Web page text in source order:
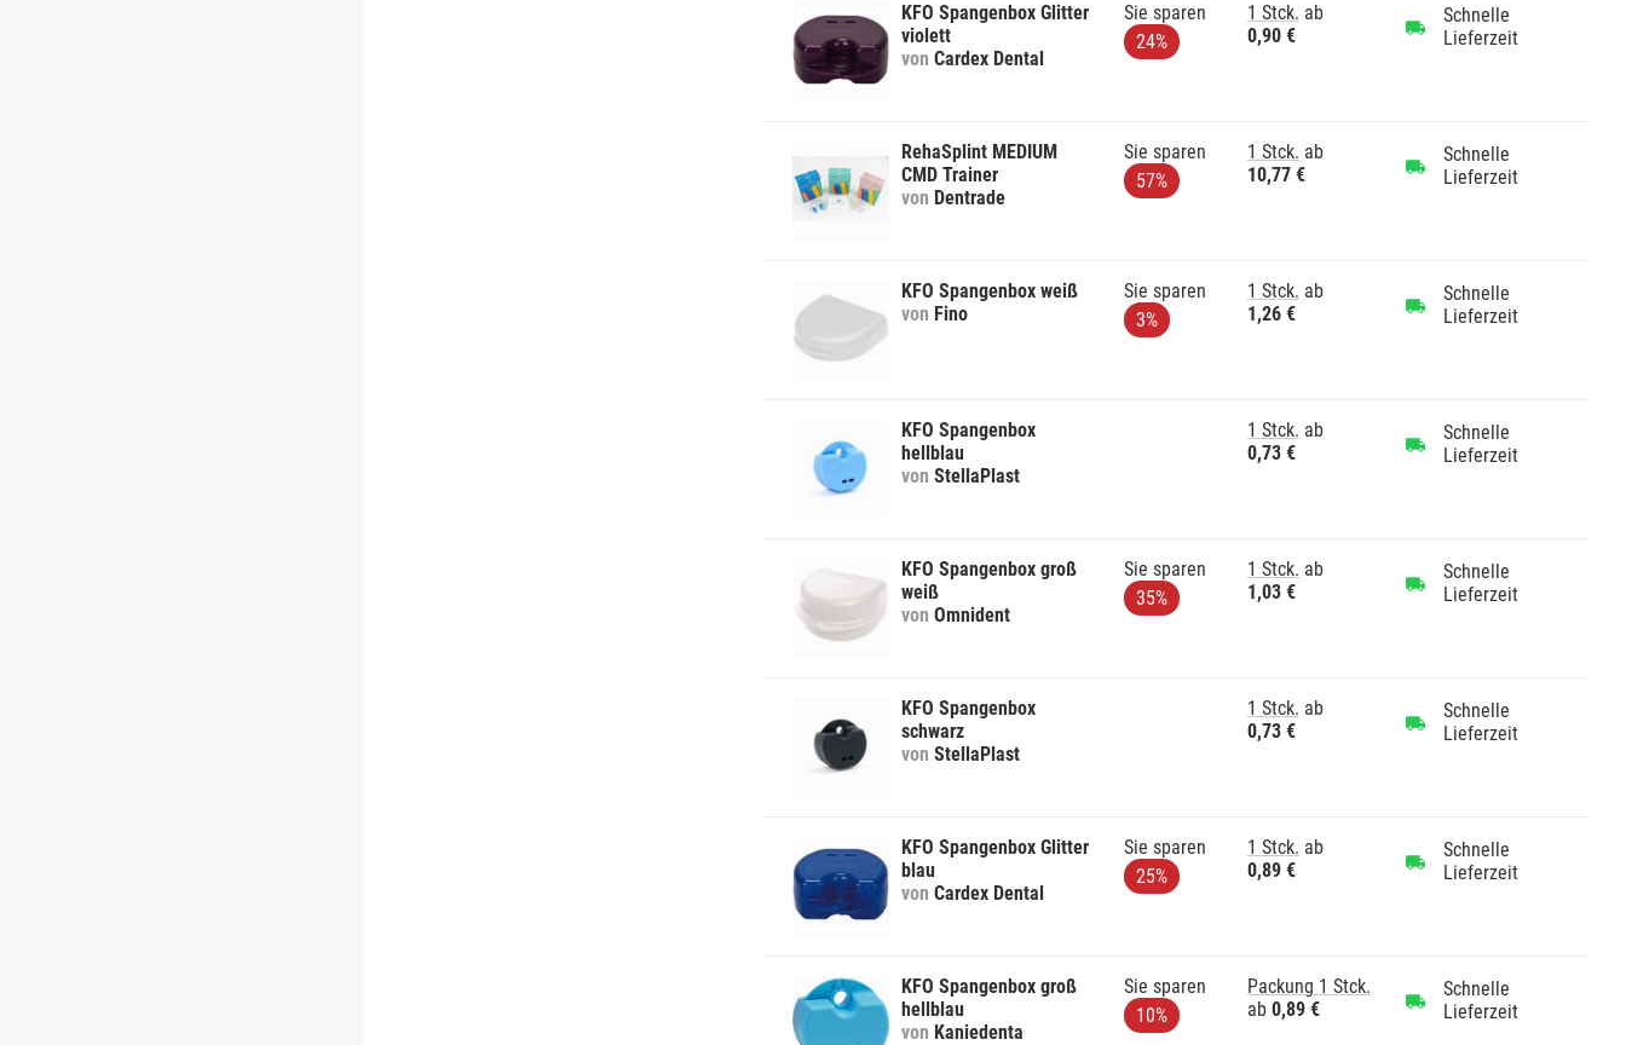
KFO Spangenbox Glitter
violett
von Cardex Dental
Sie sparen
24%
1 Stck. ab
0,90 €
Schnelle
Lieferzeit
RehaSplint MEDIUM
CMD Trainer
von Dentrade
Sie sparen
57%
1 Stck. ab
10,77 €
Schnelle
Lieferzeit
KFO Spangenbox weiß
von Fino
Sie sparen
3%
1 Stck. ab
1,26 €
Schnelle
Lieferzeit
KFO Spangenbox
hellblau
von StellaPlast
1 Stck. ab
0,73 €
Schnelle
Lieferzeit
KFO Spangenbox groß
weiß
von Omnident
Sie sparen
35%
1 Stck. ab
1,03 €
Schnelle
Lieferzeit
KFO Spangenbox
schwarz
von StellaPlast
1 Stck. ab
0,73 €
Schnelle
Lieferzeit
KFO Spangenbox Glitter
blau
von Cardex Dental
Sie sparen
25%
1 Stck. ab
0,89 €
Schnelle
Lieferzeit
KFO Spangenbox groß
hellblau
von Kaniedenta
Sie sparen
10%
Packung 1 Stck.
ab 0,89 €
Schnelle
Lieferzeit